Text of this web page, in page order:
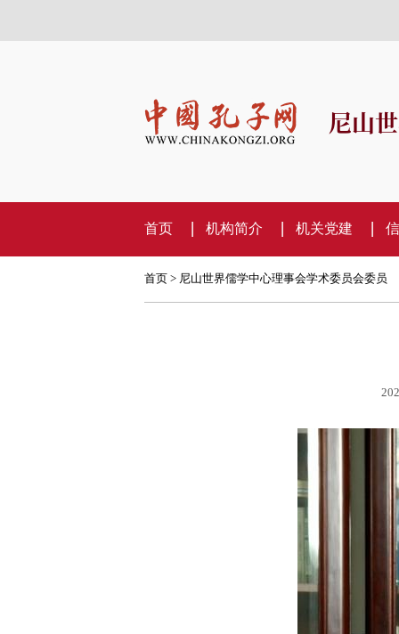
尼山
首页 机构简介 机关党建
首页> 尼山世界儒学中心理事会学术委员会委员